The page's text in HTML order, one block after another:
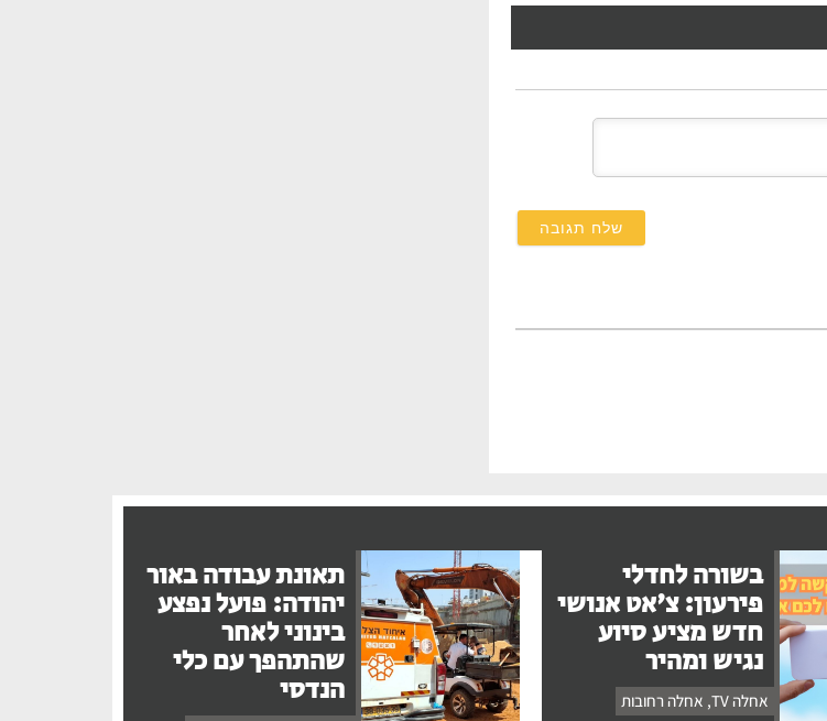
בשורה לחדלי
פירעון: צ'אט אנושי
חדש מציע סיוע
נגיש ומהיר
אחלה TV , אחלה רחובות
תאונת עבודה באור
יהודה: פועל נפצע
בינוני לאחר
שהתהפך עם כלי
הנדסי